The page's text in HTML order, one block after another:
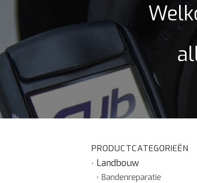
PRODUCTCATEGORIEËN
Landbouw
Bandenreparatie